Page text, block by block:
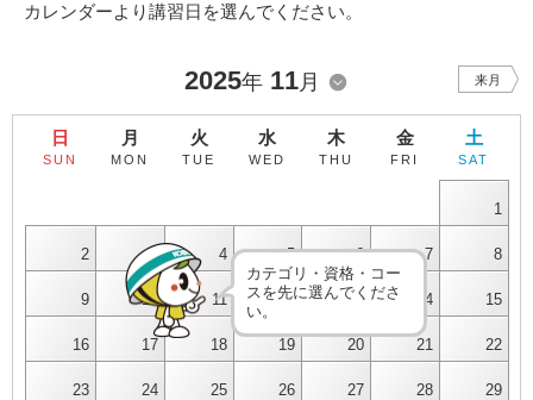
カレンダーより講習日を選んでください。
2025年 11月 来月
日
SUN
月
MON
火
TUE
水
WED
木
THU
金
FRI
土
SAT
1
2 3 4 5 6 7 8
9 10 11 12 13 14 15
16 17 18 19 20 21 22
23 24 25 26 27 28 29
カテゴリ・資格・コー
スを先に選んでくださ
い。